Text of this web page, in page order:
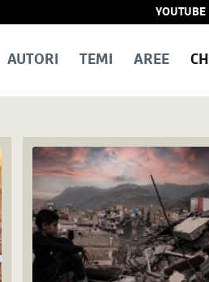
YOUTUBE
AUTORI TEMI AREE